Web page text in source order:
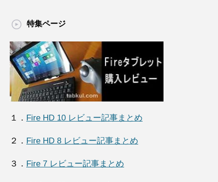
特集ページ
１． Fire HD 10 レビュー記事まとめ
２． Fire HD 8 レビュー記事まとめ
３． Fire 7 レビュー記事まとめ